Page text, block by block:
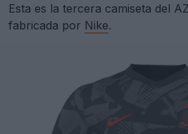
Esta es la tercera camiseta del
fabricada por Nike.